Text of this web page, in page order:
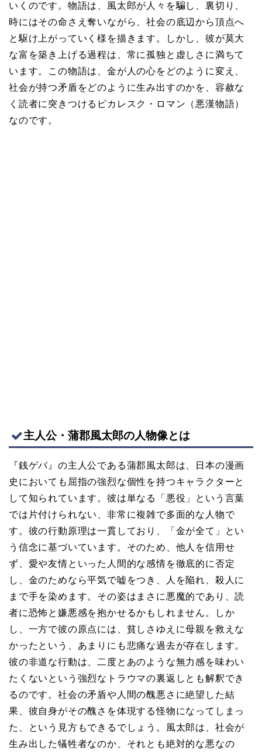
いくのです。物語は、風太郎が人々を騙し、裏切り、
時にはその命さえ奪いながら、社会の底辺から頂点へ
と駆け上がっていく様を描きます。しかし、彼が莫大
な富を築き上げる過程は、常に孤独と虚しさに満ちて
います。この物語は、金が人の心をどのように変え、
社会が持つ矛盾をどのように生み出すのかを、容赦な
く読者に突きつけるピカレスク・ロマン（悪漢物語）
なのです。
主人公・蒲郡風太郎の人物像とは
『銭ゲバ』の主人公である蒲郡風太郎は、日本の漫画
史においても屈指の強烈な個性を持つキャラクターと
して知られています。彼は単なる「悪役」という言葉
では片付けられない、非常に複雑で多面的な人物で
す。彼の行動原理は一貫しており、「金が全て」とい
う信念に基づいています。そのため、他人を信用せ
ず、愛や友情といった人間的な感情を徹底的に否定
し、金のためなら平気で嘘をつき、人を陥れ、殺人に
まで手を染めます。その姿はまさに悪魔的であり、読
者に恐怖と嫌悪感を抱かせるかもしれません。しか
し、一方で彼の原点には、貧しさゆえに母親を救えな
かったという、あまりにも悲痛な過去が存在します。
彼の非道な行動は、二度とあのような無力感を味わい
たくないという強烈なトラウマの裏返しとも解釈でき
るのです。社会の矛盾や人間の醜悪さに絶望した結
果、彼自身がその醜さを体現する怪物になってしまっ
た、という見方もできるでしょう。風太郎は、社会が
生み出した犠牲者なのか、それとも絶対的な悪なの